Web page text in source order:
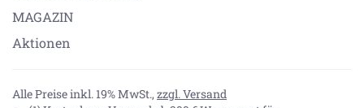
MAGAZIN
Aktionen
Alle Preise inkl. 19% MwSt., zzgl. Versand